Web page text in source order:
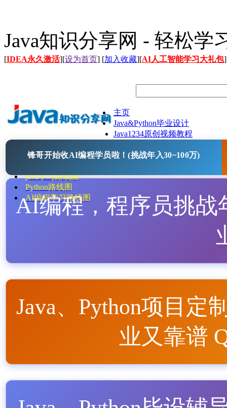
Java知识分享网 - 轻松学
[IDEA永久激活][设为首页] [加入收藏][AI人工智能学习大礼包]
主页
Java&Python毕业设计
Java1234原创视频教程
Java开源项目
java学习路线图
Python路线图
AI编程学习路线图
锋哥开始收AI编程学员啦！(挑战年入30~100万)
AI编程，程序员挑战
Java、Python项目定
业又靠谱